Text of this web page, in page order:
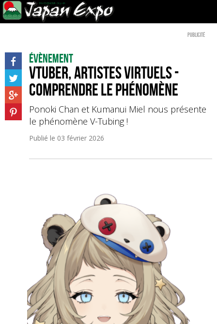
Publicité
Évènement
VTuber, artistes virtuels -
Comprendre le phénomène
Ponoki Chan et Kumanui Miel nous présente
le phénomène V-Tubing !
Publié le 03 février 2026